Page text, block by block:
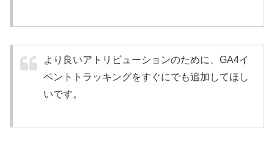
より良いアトリビューションのために、GA4イ
ベントトラッキングをすぐにでも追加してほし
いです。